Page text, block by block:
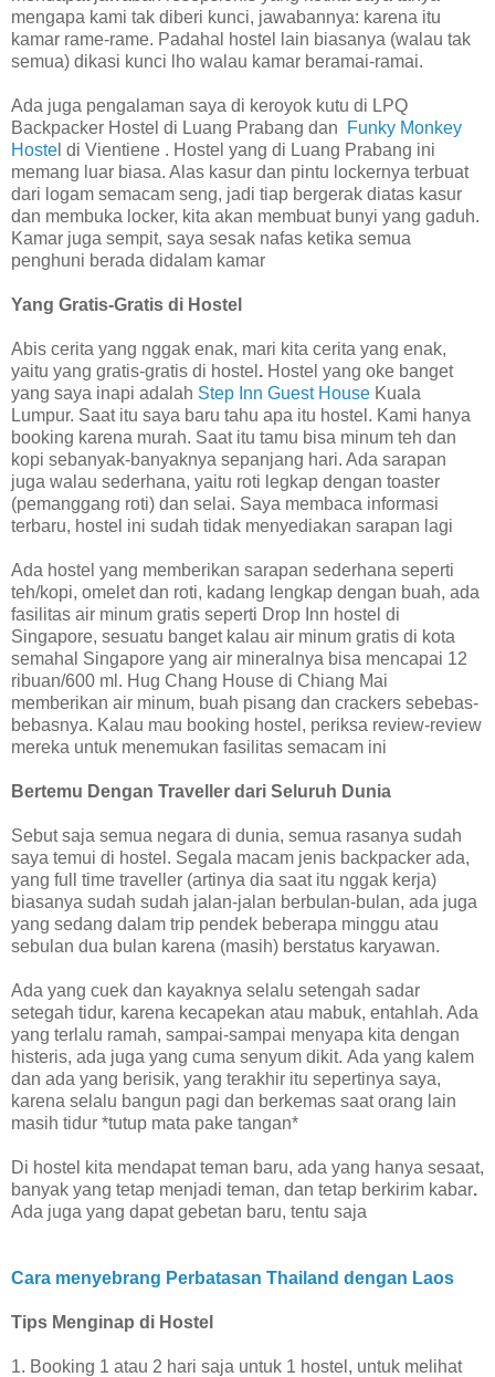
mengapa kami tak diberi kunci, jawabannya: karena itu
kamar rame-rame. Padahal hostel lain biasanya (walau tak
semua) dikasi kunci lho walau kamar beramai-ramai.
Ada juga pengalaman saya di keroyok kutu di LPQ
Backpacker Hostel di Luang Prabang dan
Funky Monkey
Hoste l di Vientiene . Hostel yang di Luang Prabang ini
memang luar biasa. Alas kasur dan pintu lockernya terbuat
dari logam semacam seng, jadi tiap bergerak diatas kasur
dan membuka locker, kita akan membuat bunyi yang gaduh.
Kamar juga sempit, saya sesak nafas ketika semua
penghuni berada didalam kamar
Yang Gratis-Gratis di Hostel
Abis cerita yang nggak enak, mari kita cerita yang enak,
yaitu yang gratis-gratis di hostel . Hostel yang oke banget
yang saya inapi adalah Step Inn Guest House Kuala
Lumpur. Saat itu saya baru tahu apa itu hostel. Kami hanya
booking karena murah. Saat itu tamu bisa minum teh dan
kopi sebanyak-banyaknya sepanjang hari. Ada sarapan
juga walau sederhana, yaitu roti legkap dengan toaster
(pemanggang roti) dan selai. Saya membaca informasi
terbaru, hostel ini sudah tidak menyediakan sarapan lagi
Ada hostel yang memberikan sarapan sederhana seperti
teh/kopi, omelet dan roti, kadang lengkap dengan buah, ada
fasilitas air minum gratis seperti Drop Inn hostel di
Singapore, sesuatu banget kalau air minum gratis di kota
semahal Singapore yang air mineralnya bisa mencapai 12
ribuan/600 ml. Hug Chang House di Chiang Mai
memberikan air minum, buah pisang dan crackers sebebas-
bebasnya. Kalau mau booking hostel, periksa review-review
mereka untuk menemukan fasilitas semacam ini
Bertemu Dengan Traveller dari Seluruh Dunia
Sebut saja semua negara di dunia, semua rasanya sudah
saya temui di hostel. Segala macam jenis backpacker ada,
yang full time traveller (artinya dia saat itu nggak kerja)
biasanya sudah sudah jalan-jalan berbulan-bulan, ada juga
yang sedang dalam trip pendek beberapa minggu atau
sebulan dua bulan karena (masih) berstatus karyawan.
Ada yang cuek dan kayaknya selalu setengah sadar
setegah tidur, karena kecapekan atau mabuk, entahlah. Ada
yang terlalu ramah, sampai-sampai menyapa kita dengan
histeris, ada juga yang cuma senyum dikit. Ada yang kalem
dan ada yang berisik, yang terakhir itu sepertinya saya,
karena selalu bangun pagi dan berkemas saat orang lain
masih tidur *tutup mata pake tangan*
Di hostel kita mendapat teman baru, ada yang hanya sesaat,
banyak yang tetap menjadi teman, dan tetap berkirim kabar.
Ada juga yang dapat gebetan baru, tentu saja
Cara menyebrang Perbatasan Thailand dengan Laos
Tips Menginap di Hostel
1. Booking 1 atau 2 hari saja untuk 1 hostel, untuk melihat